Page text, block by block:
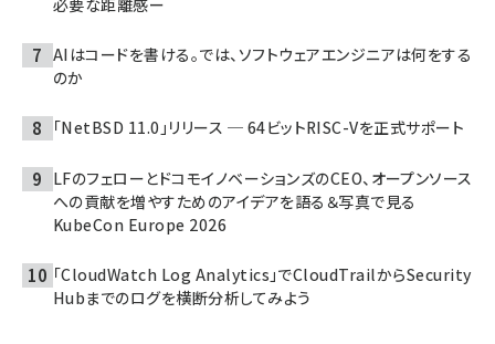
AIはコードを書ける。では、ソフトウェアエンジニアは何をする
のか
「NetBSD 11.0」リリース ─ 64ビットRISC-Vを正式サポート
LFのフェローとドコモイノベーションズのCEO、オープンソース
への貢献を増やすためのアイデアを語る＆写真で見る
KubeCon Europe 2026
「CloudWatch Log Analytics」でCloudTrailからSecurity
Hubまでのログを横断分析してみよう